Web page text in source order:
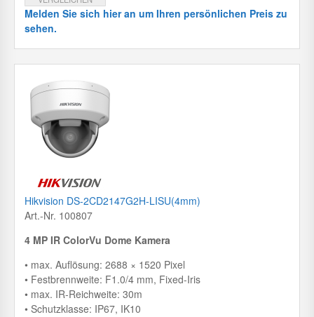
Melden Sie sich hier an um Ihren persönlichen Preis zu
sehen.
Hikvision DS-2CD2147G2H-LISU(4mm)
Art.-Nr. 100807
4 MP IR ColorVu Dome Kamera
• max. Auflösung: 2688 × 1520 Pixel
• Festbrennweite: F1.0/4 mm, Fixed-Iris
• max. IR-Reichweite: 30m
• Schutzklasse: IP67, IK10